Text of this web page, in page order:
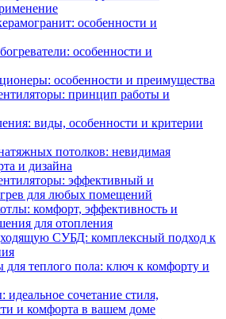
особенности и
особенности и
особенности и преимущества
принцип работы и
виды, особенности и критерии
потолков: невидимая
и дизайна
эффективный и
для любых помещений
комфорт, эффективность и
для отопления
СУБД: комплексный подход к
для теплого пола: ключ к комфорту и
сочетание стиля,
и комфорта в вашем доме